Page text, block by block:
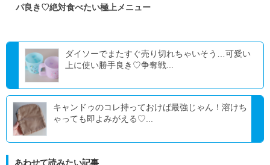
パ良き♡絶対食べたい極上メニュー
ダイソーでまたすぐ売り切れちゃいそう…可愛い
上に使い勝手良き♡争奪戦...
キャンドゥのコレ持っておけば最強じゃん！溶けち
ゃっても即よみがえる♡...
あわせて読みたい記事